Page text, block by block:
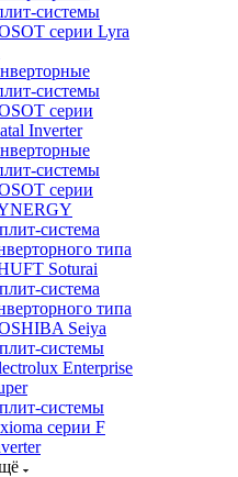
системы
серии Lyra
системы
серии
Inverter
системы
серии
система
типа
Soturai
система
типа
Seiya
системы
Enterprise
системы
серии F